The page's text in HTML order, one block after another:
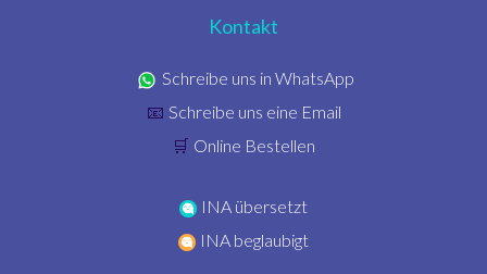
Kontakt
Schreibe uns in WhatsApp
📧 Schreibe uns eine Email
🛒 Online Bestellen
INA übersetzt
INA beglaubigt